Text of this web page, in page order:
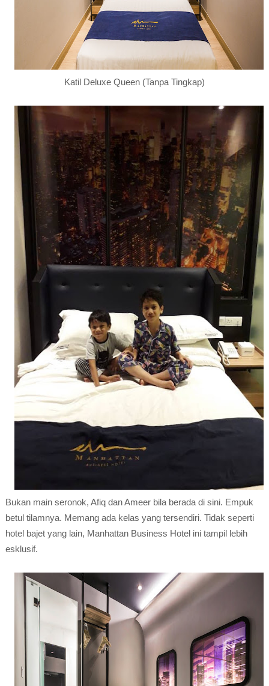
Katil Deluxe Queen (Tanpa Tingkap)
Bukan main seronok, Afiq dan Ameer bila berada di sini. Empuk
betul tilamnya. Memang ada kelas yang tersendiri. Tidak seperti
hotel bajet yang lain, Manhattan Business Hotel ini tampil lebih
esklusif.